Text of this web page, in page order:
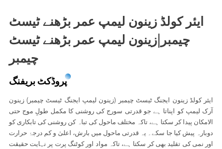
ایئر کولڈ زینون لیمپ عمر بڑھنے ٹیسٹ
چیمبر|زینون لیمپ عمر بڑھنے ٹیسٹ
چیمبر
پروڈکٹ بریفنگ
ایئر کولڈ زینون ایجنگ ٹیسٹ چیمبر (زینون لیمپ ایجنگ ٹیسٹ چیمبر) زینون
آرک لیمپ کو اپناتا ہے جو قدرتی سورج کی روشنی کا مکمل طولِ موج حتی
الامکان پیدا کر سکتا ہے، تاکہ مختلف ماحول کی تباہ کن روشنی کی تابکاری کو
دوبارہ پیش کیا جا سکے۔ یہ قدرتی ماحول میں بارش، اعلیٰ و کم درجۂ حرارت
اور نمی کی تقلید بھی کر سکتا ہے، تاکہ مواد اور کوٹنگ پرت پر نہایت حقیقت